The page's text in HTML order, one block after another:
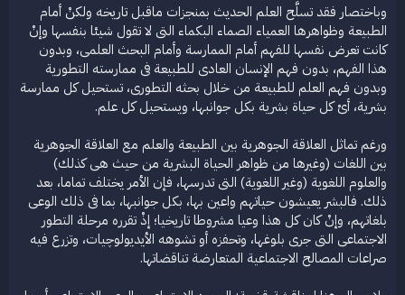
وباختصار فقد تسلَّح العلم الحديث بمنجزات ماقبل تاريخه ولكنْ أمام
الطبيعة وظواهرها العمياء الصماء البكماء التى لا تقول شيئا بنفسها وإنْ
كانت تعرض نفسها للفهم أمام الممارسة وأمام البحث العلمى، وبدون
هذا الفهم، بدون فهم الإنسان العادى للطبيعة فى ممارسته التطورية
وبدون فهم العلم للطبيعة من خلال بحثه التطورى، تستحيل كل ممارسة
بشرية، أىْ كل حياة بشرية بكل جوانبها، ويستحيل كل علم.
ورغم تماثل العلاقة الجوهرية بين الطبيعة والعلم مع العلاقة الجوهرية
بين اللغات (وغيرها من ظواهر الحياة البشرية من حيث هى كذلك)
والعلوم اللغوية (وغير اللغوية) التى تدرسها، فإن الأمر يختلف تماما، بعد
ذلك. فالبشر يعيشون حياتهم واعين بها، بكل جوانبها، بما فى ذلك الوعى
بلغاتهم، وإنْ كان كل هذا وعيا مشروطا تاريخيا؛ إذْ تقرره مرحلة التطور
الاجتماعى التى جرى بلوغها، وتحفزه أو تشوهه الأيديولوچيات، وتزرع فيه
صراعات المصالح الاجتماعية المتعارضة تناقضاتها.